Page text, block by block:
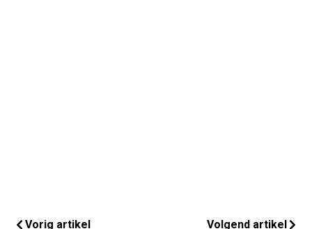
Vorig artikel
Volgend artikel